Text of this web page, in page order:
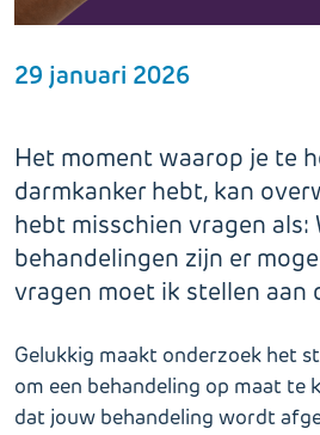
29 januari 2026
Het moment waarop je te
darmkanker hebt, kan
hebt misschien vragen als:
behandelingen zijn er
vragen moet ik stellen aan
Gelukkig maakt onderzoek het
om een behandeling op maat te
dat jouw behandeling wordt